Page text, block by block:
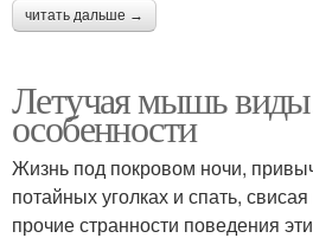
читать дальше →
Летучая мышь
особенности
Жизнь под покровом ночи,
потайных уголках и спать,
прочие странности поведения